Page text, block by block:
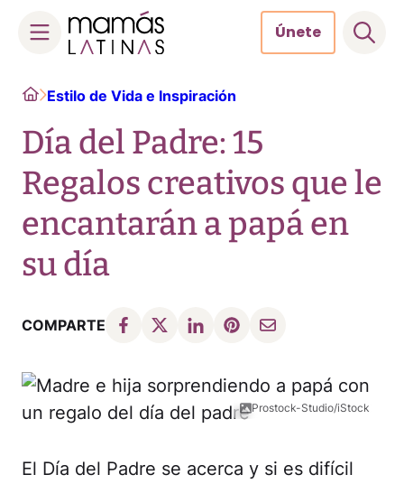
content
Únete
HomeEstilo de Vida e Inspiración
Día del Padre: 15
Regalos creativos que le
encantarán a papá en
su día
COMPARTE
Prostock-Studio/iStock
El Día del Padre se acerca y si es difícil